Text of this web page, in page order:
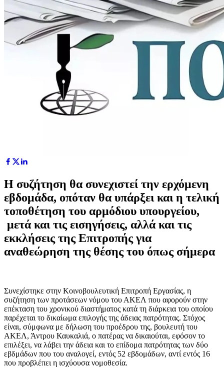
Η συζήτηση θα συνεχιστεί την ερχόμενη
εβδομάδα, οπόταν θα υπάρξει και η τελική
τοποθέτηση του αρμόδιου υπουργείου,
μετά και τις εισηγήσεις, αλλά και τις
εκκλήσεις της Επιτροπής για
αναθεώρηση της θέσης του όπως σήμερα
Συνεχίστηκε στην Κοινοβουλευτική Επιτροπή Εργασίας, η
συζήτηση των προτάσεων νόμου του ΑΚΕΛ που αφορούν στην
επέκταση του χρονικού διαστήματος κατά τη διάρκεια του οποίου
παρέχεται το δικαίωμα επιλογής της άδειας πατρότητας. Στόχος
είναι, σύμφωνα με δήλωση του προέδρου της, βουλευτή του
ΑΚΕΛ, Άντρου Καυκαλιά, ο πατέρας να δικαιούται, εφόσον το
επιλέξει, να λάβει την άδεια και το επίδομα πατρότητας των δύο
εβδμάδων που του αναλογεί, εντός 52 εβδομάδων, αντί εντός 16
που προβλέπει η ισχύουσα νομοθεσία.